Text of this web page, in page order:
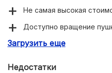
Не самая высокая
Доступно вращение
Комплект состоит из
Загрузить еще
Недостатки